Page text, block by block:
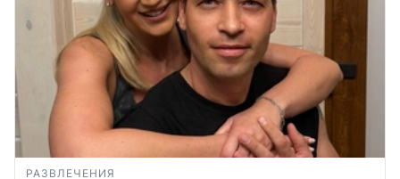
РАЗВЛЕЧЕНИЯ